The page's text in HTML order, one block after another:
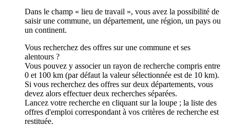
Dans le champ « lieu de travail », vous avez la possibilité de
saisir une commune, un département, une région, un pays ou
un continent.
Vous recherchez des offres sur une commune et ses
alentours ?
Vous pouvez y associer un rayon de recherche compris entre
0 et 100 km (par défaut la valeur sélectionnée est de 10 km).
Si vous recherchez des offres sur deux départements, vous
devez alors effectuer deux recherches séparées.
Lancez votre recherche en cliquant sur la loupe ; la liste des
offres d'emploi correspondant à vos critères de recherche est
restituée.